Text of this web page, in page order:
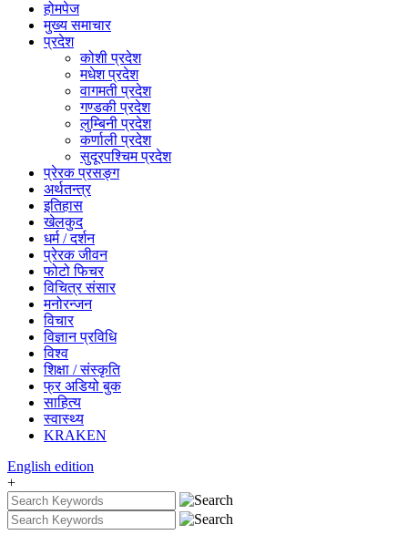
होमपेज
मुख्य समाचार
प्रदेश
कोशी प्रदेश
मधेश प्रदेश
वागमती प्रदेश
गण्डकी प्रदेश
लुम्बिनी प्रदेश
कर्णाली प्रदेश
सुदूरपश्चिम प्रदेश
प्रेरक प्रसङ्ग
अर्थतन्त्र
इतिहास
खेलकुद
धर्म / दर्शन
प्रेरक जीवन
फोटो फिचर
विचित्र संसार
मनोरन्जन
विचार
विज्ञान प्रविधि
विश्व
शिक्षा / संस्कृति
फ्र अडियो बुक
साहित्य
स्वास्थ्य
KRAKEN
English edition
+